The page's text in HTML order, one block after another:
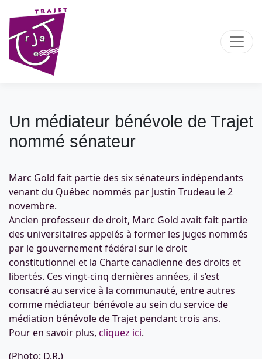
Un médiateur bénévole de Trajet
nommé sénateur
Marc Gold fait partie des six sénateurs indépendants
venant du Québec nommés par Justin Trudeau le 2
novembre.
Ancien professeur de droit, Marc Gold avait fait partie
des universitaires appelés à former les juges nommés
par le gouvernement fédéral sur le droit
constitutionnel et la Charte canadienne des droits et
libertés. Ces vingt-cinq dernières années, il s’est
consacré au service à la communauté, entre autres
comme médiateur bénévole au sein du service de
médiation bénévole de Trajet pendant trois ans.
Pour en savoir plus, cliquez ici.
(Photo: D.R.)